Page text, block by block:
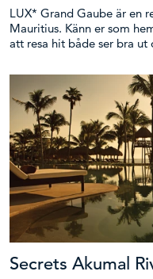
LUX* Grand Gaube är en
Mauritius. Känn er som
att resa hit både ser bra ut
Secrets Akumal